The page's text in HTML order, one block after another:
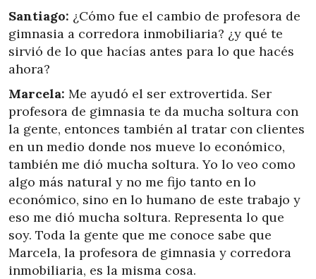
Santiago: ¿Cómo fue el cambio de profesora de
gimnasia a corredora inmobiliaria? ¿y qué te
sirvió de lo que hacías antes para lo que hacés
ahora?
Marcela: Me ayudó el ser extrovertida. Ser
profesora de gimnasia te da mucha soltura con
la gente, entonces también al tratar con clientes
en un medio donde nos mueve lo económico,
también me dió mucha soltura. Yo lo veo como
algo más natural y no me fijo tanto en lo
económico, sino en lo humano de este trabajo y
eso me dió mucha soltura. Representa lo que
soy. Toda la gente que me conoce sabe que
Marcela, la profesora de gimnasia y corredora
inmobiliaria, es la misma cosa.